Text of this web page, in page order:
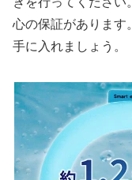
心の保証があります
手に入れましょう。